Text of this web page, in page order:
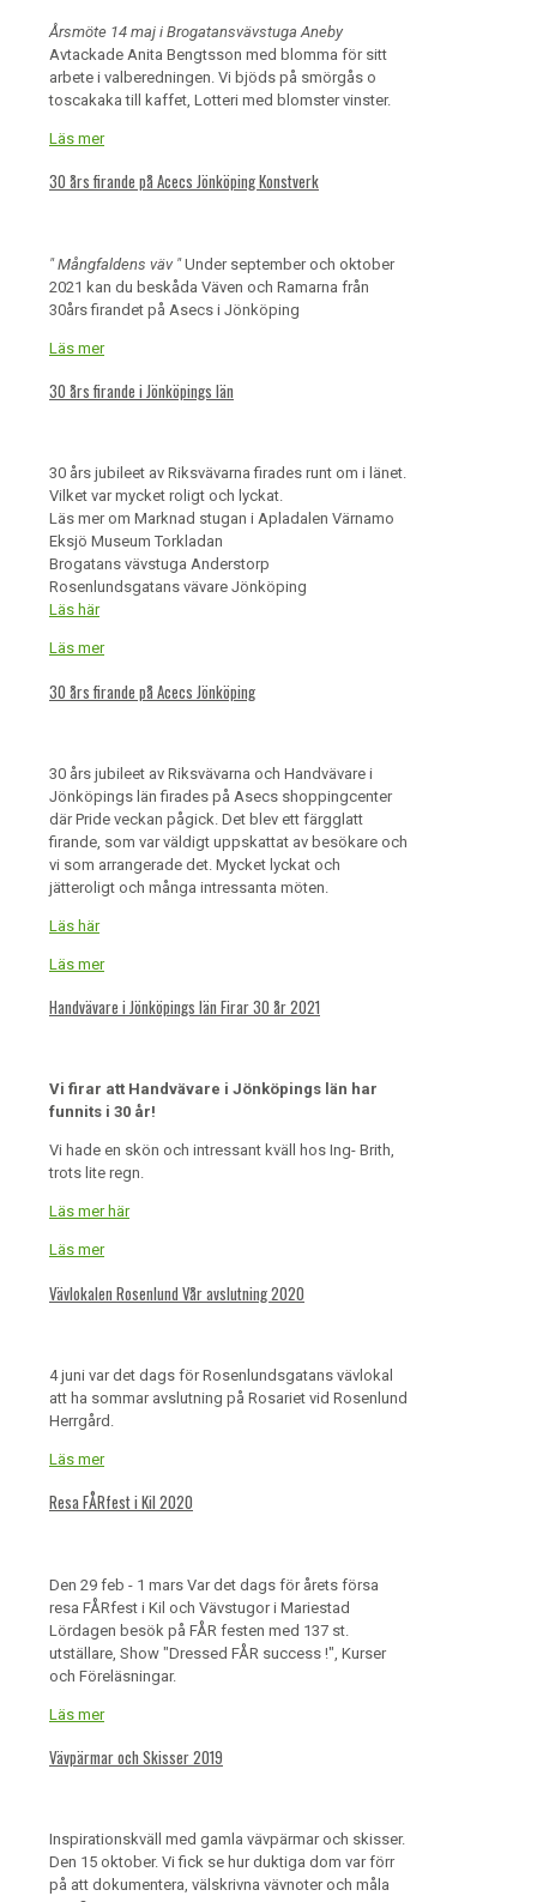
Årsmöte 14 maj i Brogatansvävstuga Aneby
Avtackade Anita Bengtsson med blomma för sitt
arbete i valberedningen. Vi bjöds på smörgås o
toscakaka till kaffet, Lotteri med blomster vinster.
Läs mer
30 års firande på Acecs Jönköping Konstverk
" Mångfaldens väv "Under september och oktober
2021 kan du beskåda Väven och Ramarna från
30års firandet på Asecs i Jönköping
Läs mer
30 års firande i Jönköpings län
30 års jubileet av Riksvävarna firades runt om i länet.
Vilket var mycket roligt och lyckat.
Läs mer om Marknad stugan i Apladalen Värnamo
Eksjö Museum Torkladan
Brogatans vävstuga Anderstorp
Rosenlundsgatans vävare Jönköping
Läs här
Läs mer
30 års firande på Acecs Jönköping
30 års jubileet av Riksvävarna och Handvävare i
Jönköpings län firades på Asecs shoppingcenter
där Pride veckan pågick. Det blev ett färgglatt
firande, som var väldigt uppskattat av besökare och
vi som arrangerade det. Mycket lyckat och
jätteroligt och många intressanta möten.
Läs här
Läs mer
Handvävare i Jönköpings län Firar 30 år 2021
Vi firar att Handvävare i Jönköpings län har
funnits i 30 år!
Vi hade en skön och intressant kväll hos Ing- Brith,
trots lite regn.
Läs mer här
Läs mer
Vävlokalen Rosenlund Vår avslutning 2020
4 juni var det dags för Rosenlundsgatans vävlokal
att ha sommar avslutning på Rosariet vid Rosenlund
Herrgård.
Läs mer
Resa FÅRfest i Kil 2020
Den 29 feb - 1 mars Var det dags för årets försa
resa FÅRfest i Kil och Vävstugor i Mariestad
Lördagen besök på FÅR festen med 137 st.
utställare, Show "Dressed FÅR success !", Kurser
och Föreläsningar.
Läs mer
Vävpärmar och Skisser 2019
Inspirationskväll med gamla vävpärmar och skisser.
Den 15 oktober. Vi fick se hur duktiga dom var förr
på att dokumentera, välskrivna vävnoter och måla